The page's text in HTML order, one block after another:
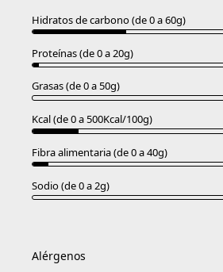
Hidratos de carbono (de 0 a 60g)
Proteínas (de 0 a 20g)
Grasas (de 0 a 50g)
Kcal (de 0 a 500Kcal/100g)
Fibra alimentaria (de 0 a 40g)
Sodio (de 0 a 2g)
Alérgenos